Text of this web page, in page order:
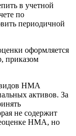
в учетной
по
периодичной
оформляется
приказом
видов НМА
активов. За
не содержит
НМА, но